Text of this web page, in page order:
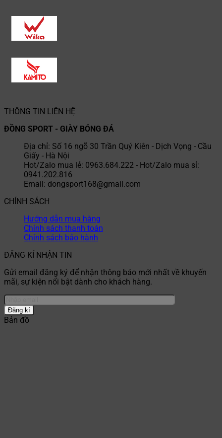
THÔNG TIN LIÊN HỆ
ĐỒNG SPORT - GIÀY BÓNG ĐÁ
Địa chỉ: Số 16 ngõ 30 Trần Quý Kiên - Dịch Vọng - Cầu
Giấy - Hà Nội
Hot/Zalo mua lẻ: 0963.684.222 - Hot/Zalo mua sỉ:
0941.202.816
Email: dongsport168@gmail.com
CHÍNH SÁCH
Hướng dẫn mua hàng
Chính sách thanh toán
Chính sách bảo hành
ĐĂNG KÍ NHẬN TIN
Gửi email đăng ký để nhận thông báo mới nhất về khuyến
mãi, sự kiện nổi bật dành cho khách hàng.
Bản đồ